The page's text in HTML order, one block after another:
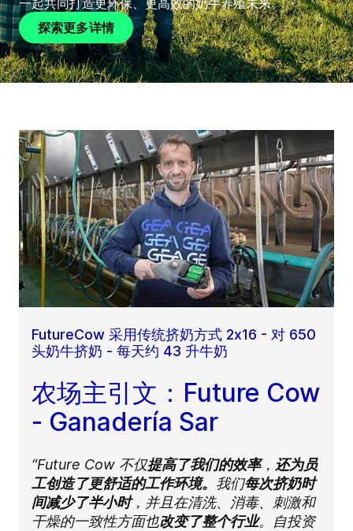
一起共同打造更环保、更高效的奶牛养殖未来。
探索更多详情
FutureCow 采用传统挤奶方式 2x16 - 对 650
头奶牛挤奶 - 每天约 43 升牛奶
农场主引文：Future Cow
- Ganadería Sar
“Future Cow 不仅提高了我们的效率， 还为员
工创造了更舒适的工作环境。 我们每次挤奶时
间减少了半小时，并且在清洗、消毒、刺激和
干燥的一致性方面也改变了整个行业。自投资